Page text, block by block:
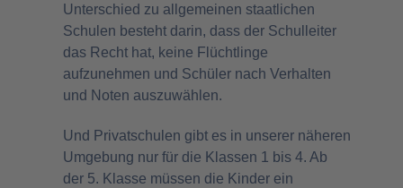
Unterschied zu allgemeinen staatlichen
Schulen besteht darin, dass der Schulleiter
das Recht hat, keine Flüchtlinge
aufzunehmen und Schüler nach Verhalten
und Noten auszuwählen.
Und Privatschulen gibt es in unserer näheren
Umgebung nur für die Klassen 1 bis 4. Ab
der 5. Klasse müssen die Kinder ein